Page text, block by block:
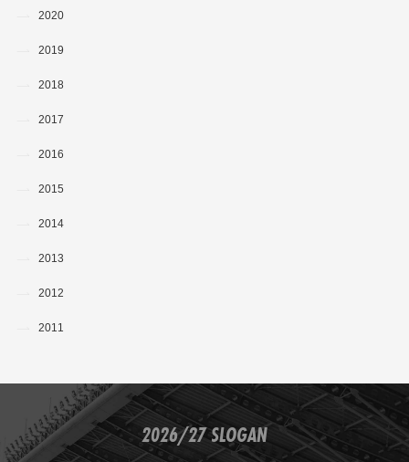
2020
2019
2018
2017
2016
2015
2014
2013
2012
2011
2026/27 SLOGAN